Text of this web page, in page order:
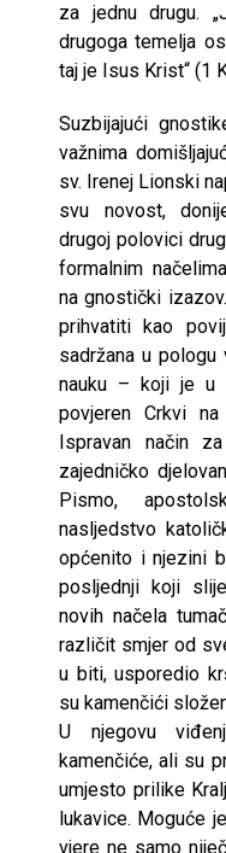
za jednu drugu.
drugoga temelja
taj je Isus Krist“ (1
Suzbijajući
važnima
sv. Irenej Lionski
svu novost,
drugoj polovici
formalnim
na gnostički
prihvatiti kao
sadržana u
nauku – koji je u
povjeren Crkvi
Ispravan način
zajedničko
Pismo,
nasljedstvo
općenito i njezini
posljednji koji
novih načela
različit smjer od
u biti, usporedio
su kamenčići
U njegovu
kamenčiće, ali su
umjesto prilike
lukavice. Moguće
vjere ne samo